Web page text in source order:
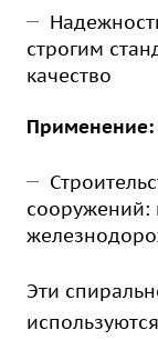
строгим
качество
Применение:
Эти